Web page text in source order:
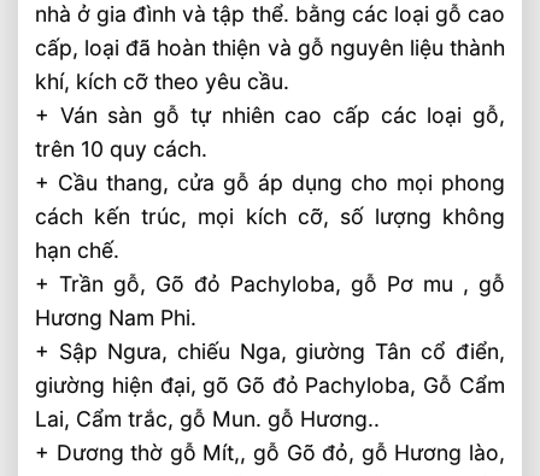
nhà ở gia đình và tập thể. bằng các loại gỗ cao
cấp, loại đã hoàn thiện và gỗ nguyên liệu thành
khí, kích cỡ theo yêu cầu.
+ Ván sàn gỗ tự nhiên cao cấp các loại gỗ,
trên 10 quy cách.
+ Cầu thang, cửa gỗ áp dụng cho mọi phong
cách kến trúc, mọi kích cỡ, số lượng không
hạn chế.
+ Trần gỗ, Gõ đỏ Pachyloba, gỗ Pơ mu , gỗ
Hương Nam Phi.
+ Sập Ngưa, chiếu Nga, giường Tân cổ điển,
giường hiện đại, gõ Gõ đỏ Pachyloba, Gỗ Cẩm
Lai, Cẩm trắc, gỗ Mun. gỗ Hương..
+ Dương thờ gỗ Mít,, gỗ Gõ đỏ, gỗ Hương lào,